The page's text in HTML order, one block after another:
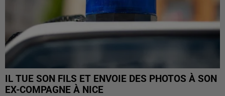
IL TUE SON FILS ET ENVOIE DES PHOTOS À SON
EX-COMPAGNE À NICE